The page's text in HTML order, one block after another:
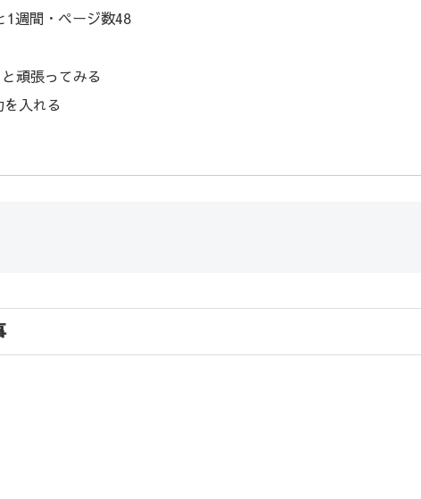
1週間・ページ数48
頑張ってみる
入れる